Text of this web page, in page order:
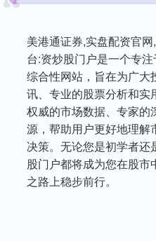
美港通证券,实盘配资官
台:资炒股门户是一个专
综合性网站，旨在为广大
讯、专业的股票分析和实
权威的市场数据、专家的
源，帮助用户更好地理解
决策。无论您是初学者
股门户都将成为您在股
之路上稳步前行。